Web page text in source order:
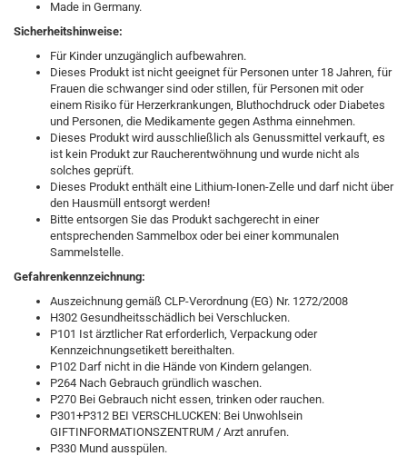
Made in Germany.
Sicherheitshinweise:
Für Kinder unzugänglich aufbewahren.
Dieses Produkt ist nicht geeignet für Personen unter 18 Jahren, für
Frauen die schwanger sind oder stillen, für Personen mit oder
einem Risiko für Herzerkrankungen, Bluthochdruck oder Diabetes
und Personen, die Medikamente gegen Asthma einnehmen.
Dieses Produkt wird ausschließlich als Genussmittel verkauft, es
ist kein Produkt zur Raucherentwöhnung und wurde nicht als
solches geprüft.
Dieses Produkt enthält eine Lithium-Ionen-Zelle und darf nicht über
den Hausmüll entsorgt werden!
Bitte entsorgen Sie das Produkt sachgerecht in einer
entsprechenden Sammelbox oder bei einer kommunalen
Sammelstelle.
Gefahrenkennzeichnung:
Auszeichnung gemäß CLP-Verordnung (EG) Nr. 1272/2008
H302 Gesundheitsschädlich bei Verschlucken.
P101 Ist ärztlicher Rat erforderlich, Verpackung oder
Kennzeichnungsetikett bereithalten.
P102 Darf nicht in die Hände von Kindern gelangen.
P264 Nach Gebrauch gründlich waschen.
P270 Bei Gebrauch nicht essen, trinken oder rauchen.
P301+P312 BEI VERSCHLUCKEN: Bei Unwohlsein
GIFTINFORMATIONSZENTRUM / Arzt anrufen.
P330 Mund ausspülen.